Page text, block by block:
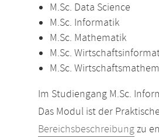
M.Sc. Data Science
M.Sc. Informatik
M.Sc. Mathematik
M.Sc.
M.Sc.
Im Studiengang M.Sc.
Das Modul ist der
Bereichsbeschreibungzu